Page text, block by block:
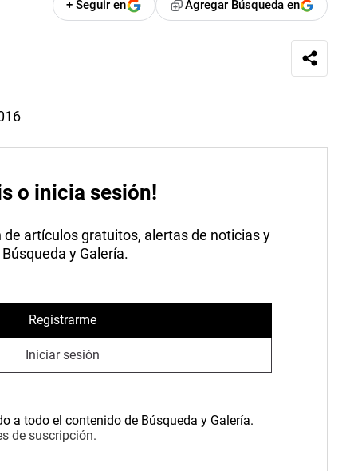
+ Seguir en Agregar Búsqueda en
o inicia sesión!
artículos gratuitos, alertas de noticias y
y Galería.
Registrarme
Iniciar sesión
a todo el contenido de Búsqueda y Galería.
de suscripción.